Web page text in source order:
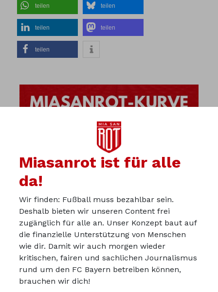
teilen teilen
teilen teilen
teilen
Werbepartner werden
Miasanrot ist für alle
da!
Wir finden: Fußball muss bezahlbar sein.
Deshalb bieten wir unseren Content frei
zugänglich für alle an. Unser Konzept baut auf
die finanzielle Unterstützung von Menschen
wie dir. Damit wir auch morgen wieder
kritischen, fairen und sachlichen Journalismus
rund um den FC Bayern betreiben können,
brauchen wir dich!